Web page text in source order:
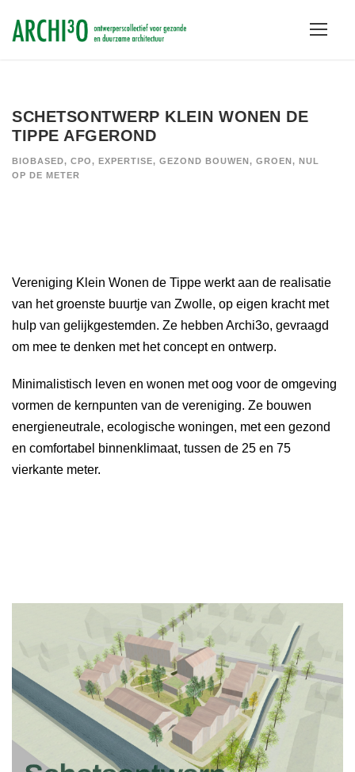
SCHETSONTWERP KLEIN WONEN DE
TIPPE AFGEROND
BIOBASED, CPO, EXPERTISE, GEZOND BOUWEN, GROEN, NUL
OP DE METER
Vereniging Klein Wonen de Tippe werkt aan de realisatie
van het groenste buurtje van Zwolle, op eigen kracht met
hulp van gelijkgestemden. Ze hebben Archi3o, gevraagd
om mee te denken met het concept en ontwerp.
Minimalistisch leven en wonen met oog voor de omgeving
vormen de kernpunten van de vereniging. Ze bouwen
energieneutrale, ecologische woningen, met een gezond
en comfortabel binnenklimaat, tussen de 25 en 75
vierkante meter.